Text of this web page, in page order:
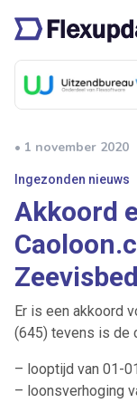
• 1 november 2020
Ingezonden nieuws
Akkoord
Er is een akkoord
(645) tevens is de
– looptijd van 01-
– loonsverhoging